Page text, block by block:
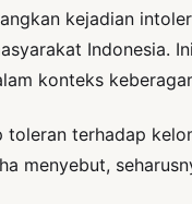
kejadian
Indonesia.
konteks
terhadap
menyebut,